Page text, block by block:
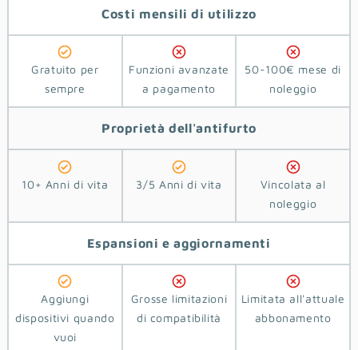
Costi mensili di utilizzo
Gratuito per
sempre
Funzioni avanzate
a pagamento
50-100€ mese di
noleggio
Proprietà dell'antifurto
10+ Anni di vita 3/5 Anni di vita
Vincolata al
noleggio
Espansioni e aggiornamenti
Aggiungi
dispositivi quando
vuoi
Grosse limitazioni
di compatibilità
Limitata all'attuale
abbonamento